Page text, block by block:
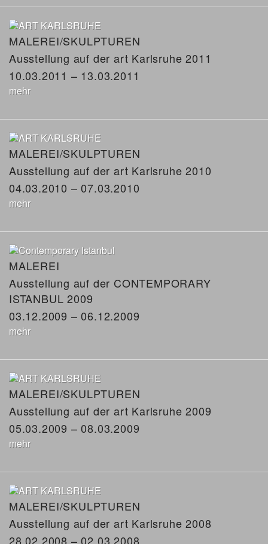
MALEREI/SKULPTUREN
Ausstellung auf der art Karlsruhe 2011
10.03.2011 – 13.03.2011
mehr
MALEREI/SKULPTUREN
Ausstellung auf der art Karlsruhe 2010
04.03.2010 – 07.03.2010
mehr
MALEREI
Ausstellung auf der CONTEMPORARY
ISTANBUL 2009
03.12.2009 – 06.12.2009
mehr
MALEREI/SKULPTUREN
Ausstellung auf der art Karlsruhe 2009
05.03.2009 – 08.03.2009
mehr
MALEREI/SKULPTUREN
Ausstellung auf der art Karlsruhe 2008
28.02.2008 – 02.03.2008